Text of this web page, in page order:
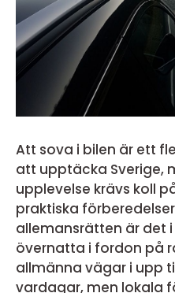
Att sova i bilen är ett
att upptäcka Sverige,
upplevelse krävs koll
praktiska
allemansrätten är det
övernatta i fordon på
allmänna vägar i upp
vardagar, men lokala